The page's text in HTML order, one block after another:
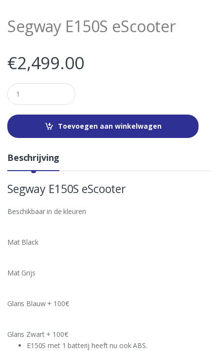
Segway E150S eScooter
€2,499.00
Q
u
a
t
i
Toevoegen aan winkelwagen
Beschrijving
Segway E150S eScooter
Beschikbaar in de kleuren
Mat Black
Mat Grijs
Glans Blauw + 100€
Glans Zwart + 100€
E150S met 1 batterij heeft nu ook ABS.